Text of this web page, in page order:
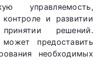
управляемость,
и развитии
решений.
предоставить
необходимых